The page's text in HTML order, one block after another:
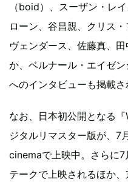
（boid）、スーザン・レ
ローン、谷昌親、クリス
ヴェンダース、佐藤真、
か、ベルナール・エイゼ
へのインタビューも掲載さ
なお、日本初公開となる
ジタルリマスター版が、7
cinemaで上映中。さらに
テークで上映されるほか